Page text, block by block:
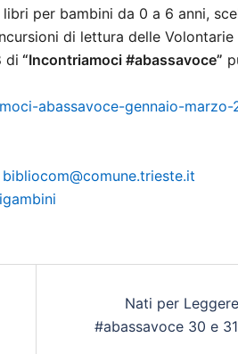
per bambini da 0 a 6 anni,
di lettura delle Volontarie
di “Incontriamoci #abassavoce”
abassavoce-gennaio-marzo-
bibliocom@comune.trieste.it
Nati per
#abassavoce 30 e